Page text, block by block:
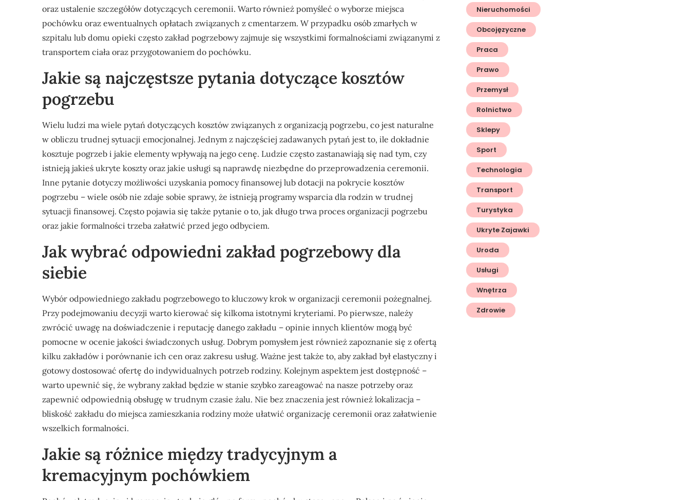
oraz ustalenie szczegółów dotyczących ceremonii. Warto również pomyśleć o wyborze miejsca
pochówku oraz ewentualnych opłatach związanych z cmentarzem. W przypadku osób zmarłych w
szpitalu lub domu opieki często zakład pogrzebowy zajmuje się wszystkimi formalnościami związanymi z
transportem ciała oraz przygotowaniem do pochówku.
Jakie są najczęstsze pytania dotyczące kosztów
pogrzebu
Wielu ludzi ma wiele pytań dotyczących kosztów związanych z organizacją pogrzebu, co jest naturalne
w obliczu trudnej sytuacji emocjonalnej. Jednym z najczęściej zadawanych pytań jest to, ile dokładnie
kosztuje pogrzeb i jakie elementy wpływają na jego cenę. Ludzie często zastanawiają się nad tym, czy
istnieją jakieś ukryte koszty oraz jakie usługi są naprawdę niezbędne do przeprowadzenia ceremonii.
Inne pytanie dotyczy możliwości uzyskania pomocy finansowej lub dotacji na pokrycie kosztów
pogrzebu – wiele osób nie zdaje sobie sprawy, że istnieją programy wsparcia dla rodzin w trudnej
sytuacji finansowej. Często pojawia się także pytanie o to, jak długo trwa proces organizacji pogrzebu
oraz jakie formalności trzeba załatwić przed jego odbyciem.
Jak wybrać odpowiedni zakład pogrzebowy dla
siebie
Wybór odpowiedniego zakładu pogrzebowego to kluczowy krok w organizacji ceremonii pożegnalnej.
Przy podejmowaniu decyzji warto kierować się kilkoma istotnymi kryteriami. Po pierwsze, należy
zwrócić uwagę na doświadczenie i reputację danego zakładu – opinie innych klientów mogą być
pomocne w ocenie jakości świadczonych usług. Dobrym pomysłem jest również zapoznanie się z ofertą
kilku zakładów i porównanie ich cen oraz zakresu usług. Ważne jest także to, aby zakład był elastyczny i
gotowy dostosować ofertę do indywidualnych potrzeb rodziny. Kolejnym aspektem jest dostępność –
warto upewnić się, że wybrany zakład będzie w stanie szybko zareagować na nasze potrzeby oraz
zapewnić odpowiednią obsługę w trudnym czasie żalu. Nie bez znaczenia jest również lokalizacja –
bliskość zakładu do miejsca zamieszkania rodziny może ułatwić organizację ceremonii oraz załatwienie
wszelkich formalności.
Jakie są różnice między tradycyjnym a
kremacyjnym pochówkiem
Nieruchomości
Obcojęzyczne
Praca
Prawo
Przemysł
Rolnictwo
Sklepy
Sport
Technologia
Transport
Turystyka
Ukryte Zajawki
Uroda
Usługi
Wnętrza
Zdrowie